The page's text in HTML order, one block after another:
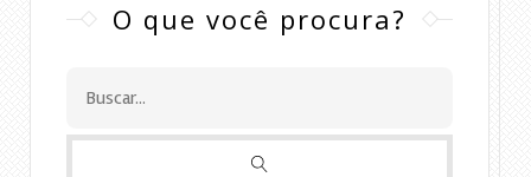
O que você procura?